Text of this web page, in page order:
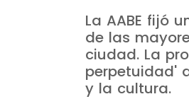
La AABE fijó
de las
ciudad. La
perpetuidad'
y la cultura.